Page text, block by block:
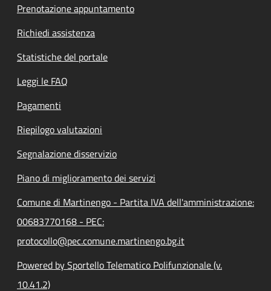
Prenotazione appuntamento
Richiedi assistenza
Statistiche del portale
Leggi le FAQ
Pagamenti
Riepilogo valutazioni
Segnalazione disservizio
Piano di miglioramento dei servizi
Comune di Martinengo - Partita IVA dell'amministrazione:
00683770168 - PEC:
protocollo@pec.comune.martinengo.bg.it
Powered by Sportello Telematico Polifunzionale (v.
10.41.2)